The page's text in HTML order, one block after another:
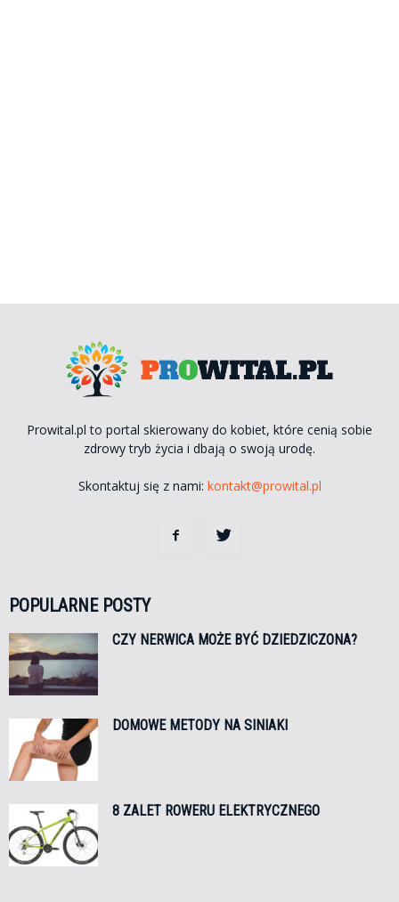
Prowital.pl to portal skierowany do kobiet, które cenią sobie
zdrowy tryb życia i dbają o swoją urodę.
Skontaktuj się z nami: kontakt@prowital.pl
POPULARNE POSTY
CZY NERWICA MOŻE BYĆ DZIEDZICZONA?
DOMOWE METODY NA SINIAKI
8 ZALET ROWERU ELEKTRYCZNEGO